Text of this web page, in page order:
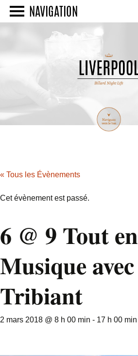
NAVIGATION
« Tous les Évènements
Cet évènement est passé.
6 @ 9 Tout en
Musique avec
Tribiant
2 mars 2018 @ 8 h 00 min - 17 h 00 min